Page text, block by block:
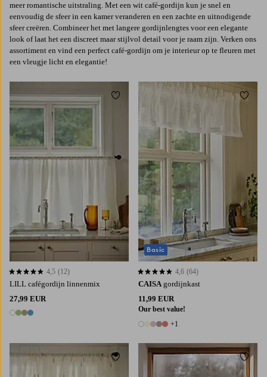
meer romantische uitstraling. Met een wit café-gordijn kun je snel en
eenvoudig de sfeer in een kamer veranderen en een zachte en uitnodigende
sfeer creëren. Combineer het met langere gordijnlengtes voor een elegante
look of laat het een discreet maar stijlvol detail voor je raam zijn. Verken ons
assortiment en vind een perfect café-gordijn om je interieur op te fleuren met
een vleugje licht en elegantie!
LILL cafégordijn linnenmix
27,99 EUR
4 kleuren
4,5 op basis van 12 beoordelingen
4,5 (12)
Toevoegen aan favorieten
CAISA gordijnkast
11,99 EUR
Our best value!
6 kleuren
+1
4,6 op basis van 64 beoordelingen
4,6 (64)
Basic
Toevoegen aan favorieten